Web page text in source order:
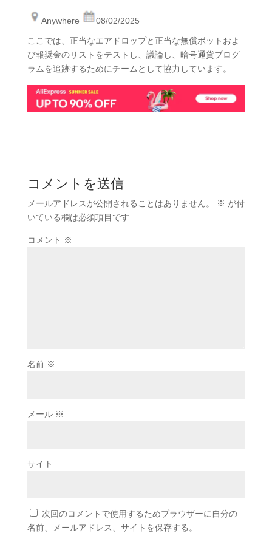
Anywhere 08/02/2025
ここでは、正当なエアドロップと正当な無償ボットおよ
び報奨金のリストをテストし、議論し、暗号通貨プログ
ラムを追跡するためにチームとして協力しています。
コメントを送信
メールアドレスが公開されることはありません。 ※ が付
いている欄は必須項目です
コメント ※
名前 ※
メール ※
サイト
次回のコメントで使用するためブラウザーに自分の
名前、メールアドレス、サイトを保存する。